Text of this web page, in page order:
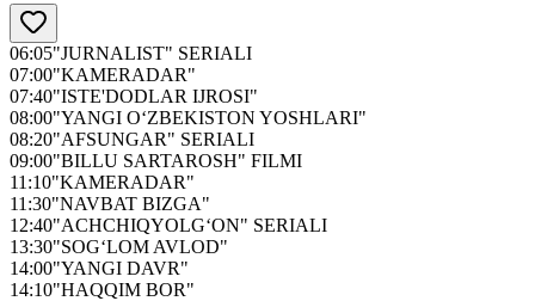
06:05"JURNALIST" SERIALI
07:00"KAMERADAR"
07:40"ISTE'DODLAR IJROSI"
08:00"YANGI O‘ZBEKISTON YOSHLARI"
08:20"AFSUNGAR" SERIALI
09:00"BILLU SARTAROSH" FILMI
11:10"KAMERADAR"
11:30"NAVBAT BIZGA"
12:40"ACHCHIQYOLG‘ON" SERIALI
13:30"SOG‘LOM AVLOD"
14:00"YANGI DAVR"
14:10"HAQQIM BOR"